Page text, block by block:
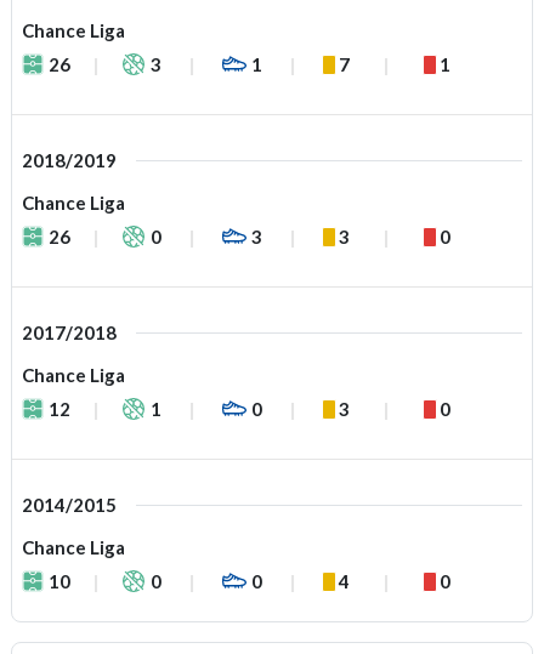
Chance Liga
26
3 1 7 1
2018/2019
Chance Liga
26
0 3 3 0
2017/2018
Chance Liga
12
1 0 3 0
2014/2015
Chance Liga
10
0 0 4 0